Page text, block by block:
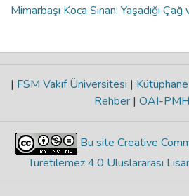
Mimarbaşı Koca Sinan: Yaşadığı
| FSM Vakıf Üniversitesi | Kütüphane
Rehber | OAI-PMH
Bu site Creative
Türetilemez 4.0 Uluslararası